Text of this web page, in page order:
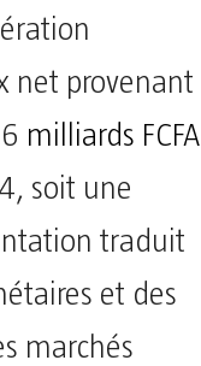
net provenant
milliards FCFA
soit une
traduit
et des
marchés